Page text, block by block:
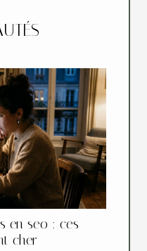
en seo : ces
cher